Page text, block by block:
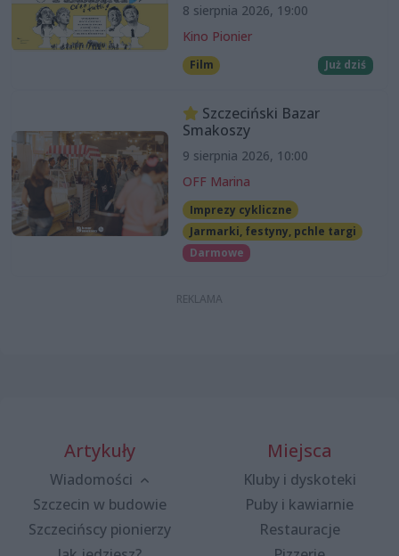
8 sierpnia 2026, 19:00
Kino Pionier
Film Już dziś
Szczeciński Bazar
Smakoszy
9 sierpnia 2026, 10:00
OFF Marina
Imprezy cykliczne
Jarmarki, festyny, pchle targi
Darmowe
Artykuły
Wiadomości
Szczecin w budowie
Szczecińscy pionierzy
Miejsca
Kluby i dyskoteki
Puby i kawiarnie
Restauracje